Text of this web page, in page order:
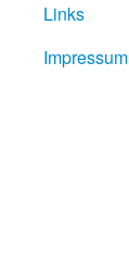
Links
Impressum